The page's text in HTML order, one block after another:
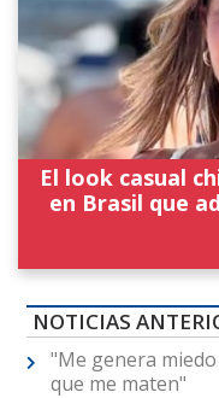
El look casual
en Brasil que
NOTICIAS
"Me genera
que me maten"